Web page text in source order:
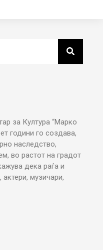
за Култура “Марко
години го создава,
наследство,
во растот на градот
дека раѓа и
музичари,